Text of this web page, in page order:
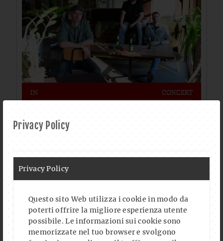
Privacy Policy
Privacy Policy
Questo sito Web utilizza i cookie in modo da
poterti offrire la migliore esperienza utente
possibile. Le informazioni sui cookie sono
memorizzate nel tuo browser e svolgono